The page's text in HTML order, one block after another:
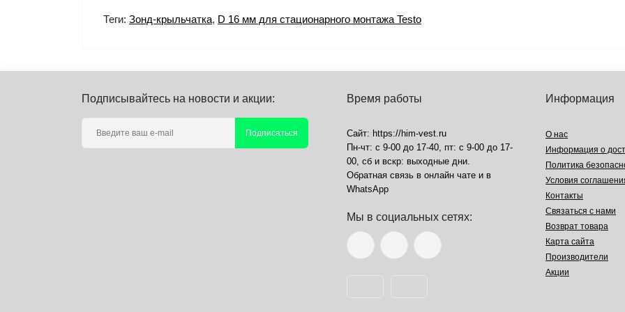
Теги: Зонд-крыльчатка, D 16 мм для стационарного монтажа Testo
Подписывайтесь на новости и акции:
Подписаться
Время работы
Сайт: https://him-vest.ru
Пн-чт: с 9-00 до 17-40, пт: с 9-00 до 17-
00, сб и вскр: выходные дни.
Обратная связь в онлайн чате и в
WhatsApp
Мы в социальных сетях:
Информация
О нас
Информация о
Политика
Условия
Контакты
Связаться с нами
Возврат товара
Карта сайта
Производители
Акции